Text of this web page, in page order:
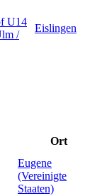
U14
/
Eislingen
Ort
Eugene
(Vereinigte
Staaten)